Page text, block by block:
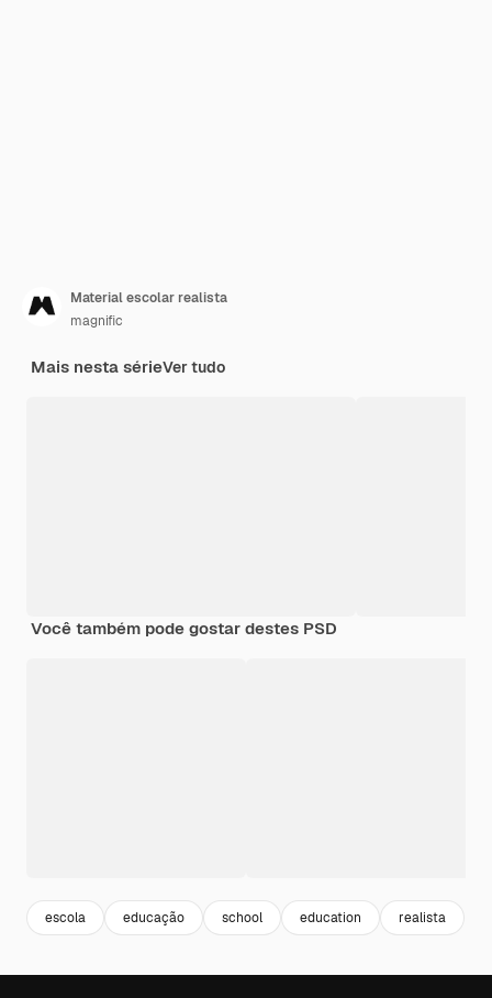
Material escolar realista
magnific
Mais nesta sérieVer tudo
Você também pode gostar destes PSD
escola educação school education realista